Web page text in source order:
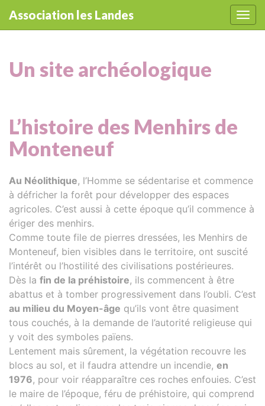
Association les Landes
Un site archéologique
L’histoire des Menhirs de
Monteneuf
Au Néolithique, l’Homme se sédentarise et commence
à défricher la forêt pour développer des espaces
agricoles. C’est aussi à cette époque qu’il commence à
ériger des menhirs.
Comme toute file de pierres dressées, les Menhirs de
Monteneuf, bien visibles dans le territoire, ont suscité
l’intérêt ou l’hostilité des civilisations postérieures.
Dès la fin de la préhistoire, ils commencent à être
abattus et à tomber progressivement dans l’oubli. C’est
au milieu du Moyen-âge qu’ils vont être quasiment
tous couchés, à la demande de l’autorité religieuse qui
y voit des symboles païens.
Lentement mais sûrement, la végétation recouvre les
blocs au sol, et il faudra attendre un incendie, en
1976, pour voir réapparaître ces roches enfouies. C’est
le maire de l’époque, féru de préhistoire, qui comprend
Panneau de gestion des cookies